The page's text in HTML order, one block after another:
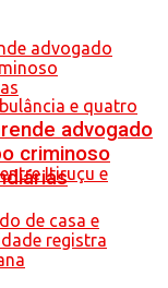
advogado
criminoso